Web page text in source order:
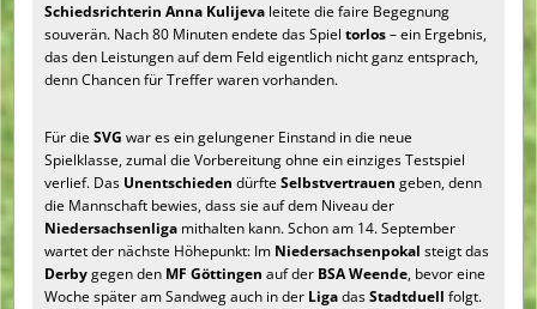
Schiedsrichterin Anna Kulijeva leitete die faire Begegnung
souverän. Nach 80 Minuten endete das Spiel torlos– ein Ergebnis,
das den Leistungen auf dem Feld eigentlich nicht ganz entsprach,
denn Chancen für Treffer waren vorhanden.
Für die SVG war es ein gelungener Einstand in die neue
Spielklasse, zumal die Vorbereitung ohne ein einziges Testspiel
verlief. Das Unentschieden dürfte Selbstvertrauen geben, denn
die Mannschaft bewies, dass sie auf dem Niveau der
Niedersachsenliga mithalten kann. Schon am 14. September
wartet der nächste Höhepunkt: Im Niedersachsenpokal steigt das
Derbygegen den MF Göttingen auf der BSA Weende, bevor eine
Woche später am Sandweg auch in der LigadasStadtduell folgt.